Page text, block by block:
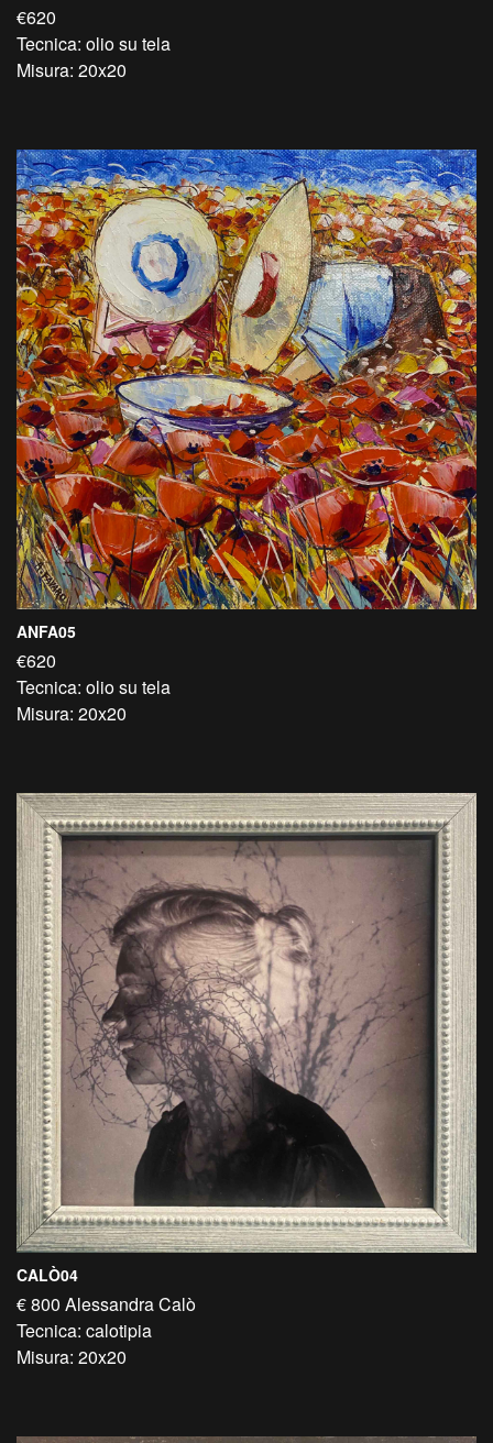
€620
Tecnica: olio su tela
Misura: 20x20
ANFA05
€620
Tecnica: olio su tela
Misura: 20x20
CALÒ04
€ 800 Alessandra Calò
Tecnica: calotipia
Misura: 20x20